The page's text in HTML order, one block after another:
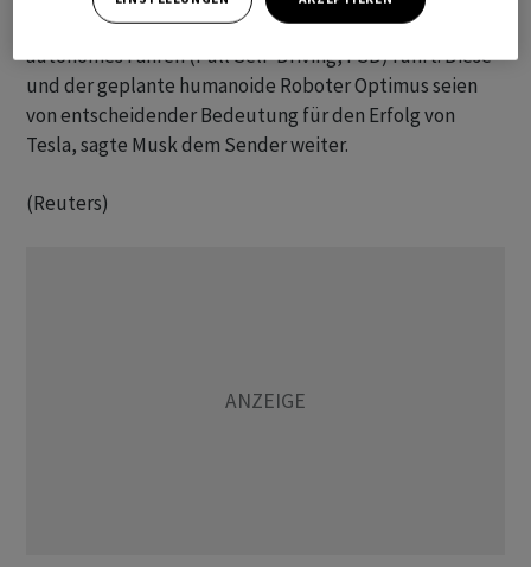
Lizenzierung seiner Technologie für vollständig
autonomes Fahren (Full Self-Driving, FSD) führt. Diese
und der geplante humanoide Roboter Optimus seien
von entscheidender Bedeutung für den Erfolg von
Tesla, sagte Musk dem Sender weiter.
(Reuters)